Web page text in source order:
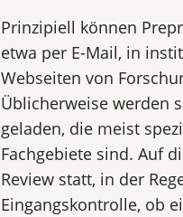
Prinzipiell können
etwa per E-Mail, in
Webseiten von
Üblicherweise werden
geladen, die meist
Fachgebiete sind. Auf
Review statt, in der
Eingangskontrolle, ob